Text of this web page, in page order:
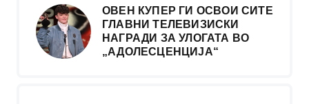
ОВЕН КУПЕР ГИ ОСВОИ СИТЕ
ГЛАВНИ ТЕЛЕВИЗИСКИ
НАГРАДИ ЗА УЛОГАТА ВО
„АДОЛЕСЦЕНЦИЈА“